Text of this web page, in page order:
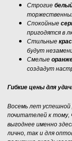
Строгие
Спокойные
пригодятся в
Стильные
будут
Смелые
создадут
Гибкие цены для
Восемь лет успешной
почитателей к тому,
выгоднее именно
лично, так и для